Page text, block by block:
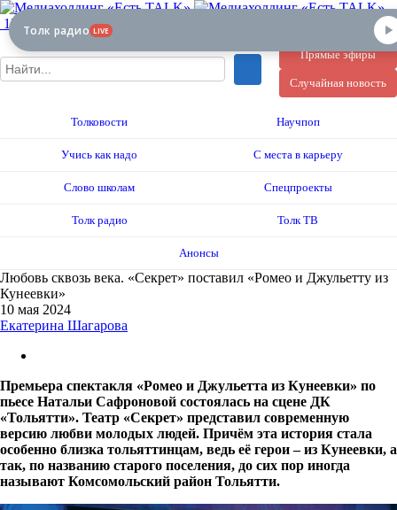
12+
Прямые эфиры
Случайная новость
Толковости Научпоп
Учись как надо С места в карьеру
Слово школам Спецпроекты
Толк радио Толк ТВ
Анонсы
Любовь сквозь века. «Секрет» поставил «Ромео и Джульетту из
Кунеевки»
10 мая 2024
Екатерина Шагарова
Премьера спектакля «Ромео и Джульетта из Кунеевки» по
пьесе Натальи Сафроновой состоялась на сцене ДК
«Тольятти». Театр «Секрет» представил современную
версию любви молодых людей. Причём эта история стала
особенно близка тольяттинцам, ведь её герои – из Кунеевки, а
так, по названию старого поселения, до сих пор иногда
называют Комсомольский район Тольятти.
Толк радио LIVE